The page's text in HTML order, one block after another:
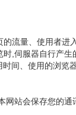
的流量、使用者进
时,伺服器自行产
间、使用的浏览
网站会保存您的通